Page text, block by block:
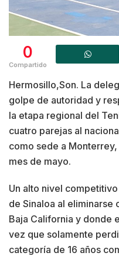
0
Compartido
Hermosillo,Son. La
golpe de autoridad y
la etapa regional del
cuatro parejas al
como sede a
mes de mayo.
Un alto nivel
de Sinaloa al eliminarse
Baja California y donde
vez que solamente
categoría de 16 años